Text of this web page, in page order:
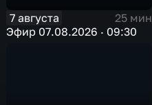
7 августа
25 мин
Эфир 07.08.2026 · 09:30